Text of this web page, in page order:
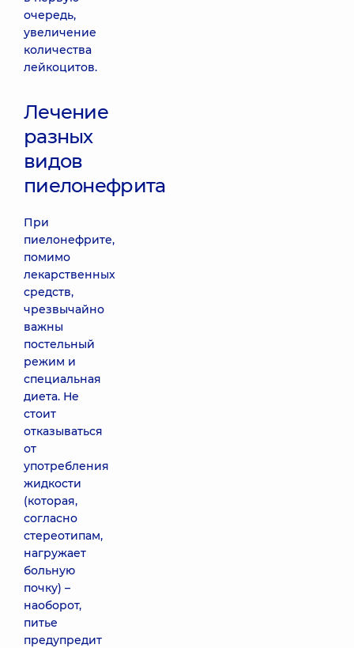
очередь,
увеличение
количества
лейкоцитов.
Лечение
разных
видов
пиелонефрита
При
пиелонефрите,
помимо
лекарственных
средств,
чрезвычайно
важны
постельный
режим и
специальная
диета. Не
стоит
отказываться
от
употребления
жидкости
(которая,
согласно
стереотипам,
нагружает
больную
почку) –
наоборот,
питье
предупредит